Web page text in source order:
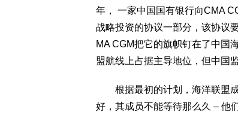
年， 一家中国国有银行向CMA
战略投资的协议一部分，该协议
MA CGM把它的旗帜钉在了中国
盟航线上占据主导地位，但中国
根据最初的计划，海洋联盟成
好，其成员不能等待那么久 – 他